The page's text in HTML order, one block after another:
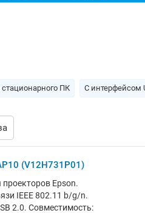
ПК С интерфейсом
(V12H731P01)
Epson.
IEEE 802.11 b/g/n.
2.0. Совместимость: